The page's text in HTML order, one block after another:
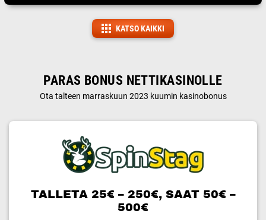
KATSO KAIKKI
PARAS BONUS NETTIKASINOLLE
Ota talteen marraskuun 2023 kuumin kasinobonus
TALLETA 25€ – 250€, SAAT 50€ –
500€